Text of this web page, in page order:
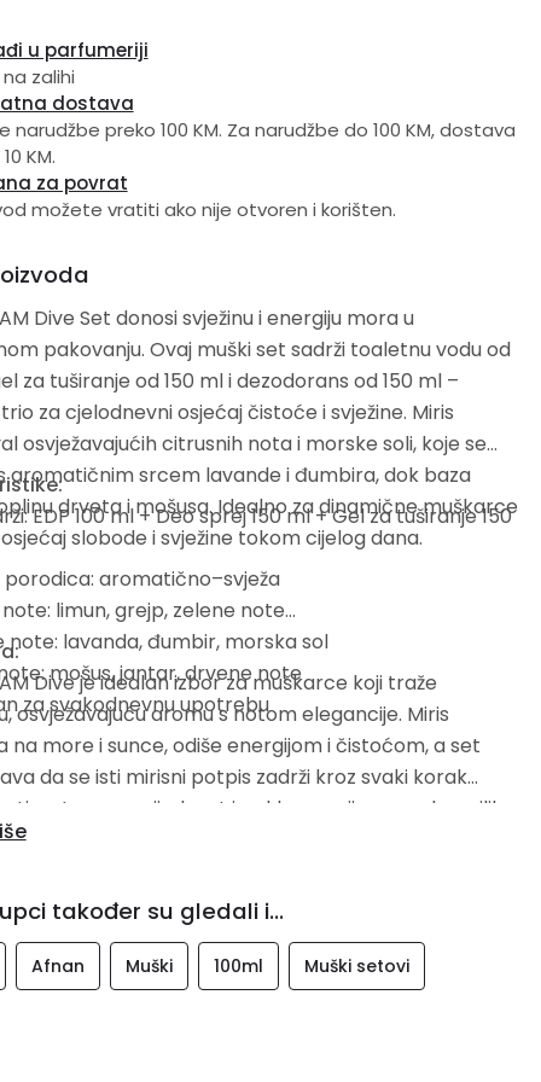
u parfumeriji
na zalihi
dostava
narudžbe preko 100 KM. Za narudžbe do 100 KM, dostava
KM.
za povrat
možete vratiti ako nije otvoren i korišten.
Dive Set donosi svježinu i energiju mora u
pakovanju. Ovaj muški set sadrži toaletnu vodu od
za tuširanje od 150 ml i dezodorans od 150 ml –
za cjelodnevni osjećaj čistoće i svježine. Miris
osvježavajućih citrusnih nota i morske soli, koje se
aromatičnim srcem lavande i đumbira, dok baza
drveta i mošusa. Idealno za dinamične muškarce
slobode i svježine tokom cijelog dana.
EDP 100 ml + Deo sprej 150 ml + Gel za tuširanje 150
porodica: aromatično–svježa
note: limun, grejp, zelene note
note: lavanda, đumbir, morska sol
mošus, jantar, drvene note
za svakodnevnu upotrebu
Dive je idealan izbor za muškarce koji traže
osvježavajuću aromu s notom elegancije. Miris
na more i sunce, odiše energijom i čistoćom, a set
da se isti mirisni potpis zadrži kroz svaki korak
Izvrsna vrijednost i poklon opcija za svaku priliku.
također su gledali i...
Afnan Muški 100ml Muški setovi